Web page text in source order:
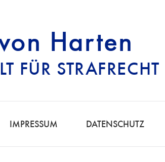
Harten
FÜR STRAFRECHT
IMPRESSUM DATENSCHUTZ